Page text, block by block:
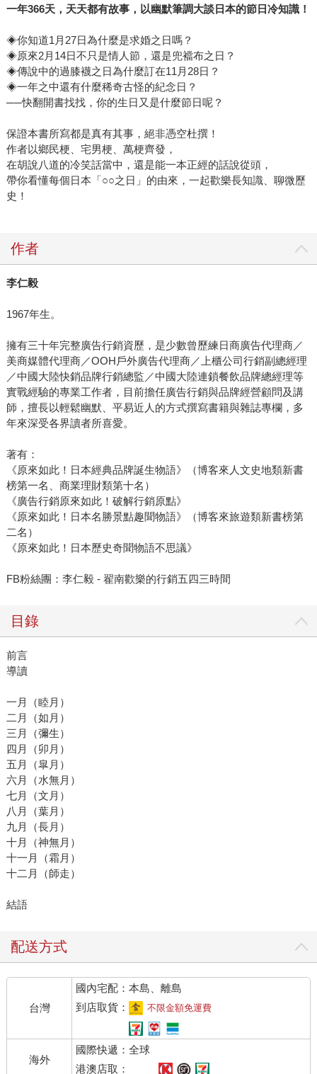
一年366天，天天都有故事，以幽默筆調大談日本的節日冷知識！
◈你知道1月27日為什麼是求婚之日嗎？
◈原來2月14日不只是情人節，還是兜襠布之日？
◈傳說中的過膝襪之日為什麼訂在11月28日？
◈一年之中還有什麼稀奇古怪的紀念日？
──快翻開書找找，你的生日又是什麼節日呢？
保證本書所寫都是真有其事，絕非憑空杜撰！
作者以鄉民梗、宅男梗、萬梗齊發，
在胡說八道的冷笑話當中，還是能一本正經的話說從頭，
帶你看懂每個日本「○○之日」的由來，一起歡樂長知識、聊微歷
史！
作者
李仁毅
1967年生。
擁有三十年完整廣告行銷資歷，是少數曾歷練日商廣告代理商／
美商媒體代理商／OOH戶外廣告代理商／上櫃公司行銷副總經理
／中國大陸快銷品牌行銷總監／中國大陸連鎖餐飲品牌總經理等
實戰經驗的專業工作者，目前擔任廣告行銷與品牌經營顧問及講
師，擅長以輕鬆幽默、平易近人的方式撰寫書籍與雜誌專欄，多
年來深受各界讀者所喜愛。
著有：
《原來如此！日本經典品牌誕生物語》（博客來人文史地類新書
榜第一名、商業理財類第十名）
《廣告行銷原來如此！破解行銷原點》
《原來如此！日本名勝景點趣聞物語》（博客來旅遊類新書榜第
二名）
《原來如此！日本歷史奇聞物語不思議》
FB粉絲團：李仁毅 - 翟南歡樂的行銷五四三時間
目錄
前言
導讀
一月（睦月）
二月（如月）
三月（彌生）
四月（卯月）
五月（皐月）
六月（水無月）
七月（文月）
八月（葉月）
九月（長月）
十月（神無月）
十一月（霜月）
十二月（師走）
結語
配送方式
台灣
國內宅配：本島、離島
到店取貨：
不限金額免運費
海外
國際快遞：全球
港澳店取：